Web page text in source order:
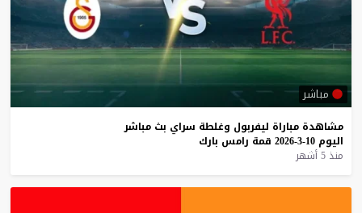
مباشر
مشاهدة مباراة ليفربول وغلطة سراي بث مباشر
اليوم 10-3-2026 قمة رامس بارك
منذ 5 أشهر